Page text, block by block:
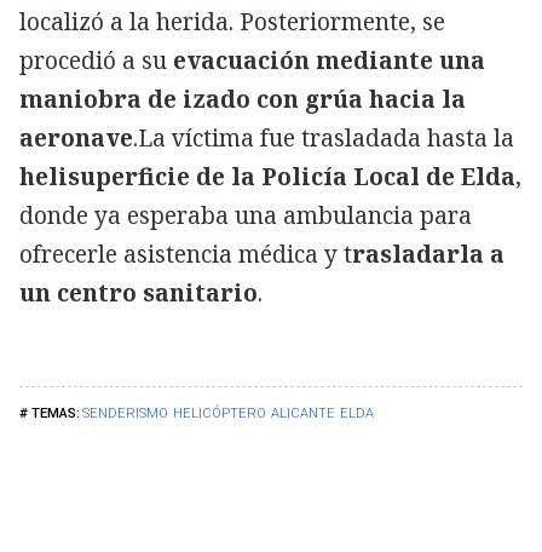
SENDERISMO HELICÓPTERO ALICANTE ELDA
localizó a la herida. Posteriormente, se
procedió a su evacuación mediante una
maniobra de izado con grúa hacia la
aeronave.La víctima fue trasladada hasta la
helisuperficie de la Policía Local de Elda,
donde ya esperaba una ambulancia para
ofrecerle asistencia médica y trasladarla a
un centro sanitario.